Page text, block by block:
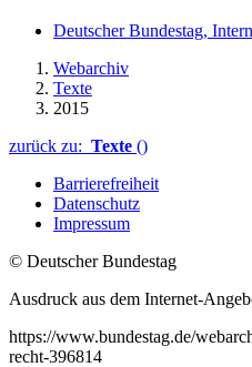
Deutscher Bundestag,
Webarchiv
Texte
2015
zurück zu: Texte ()
Barrierefreiheit
Datenschutz
Impressum
© Deutscher Bundestag
Ausdruck aus dem Internet-
https://www.bundestag.de/
recht-396814